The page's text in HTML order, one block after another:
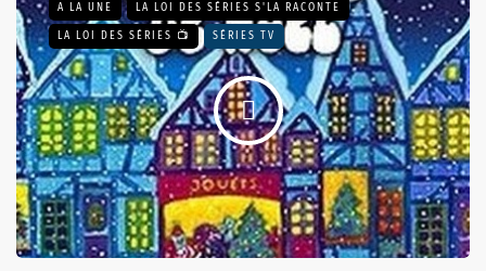
A LA UNE LA LOI DES SÉRIES S'LA RACONTE
LA LOI DES SÉRIES 📺 SÉRIES TV